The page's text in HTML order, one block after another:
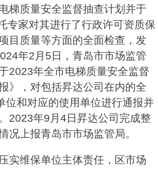
梯质量安全监督抽查计划并于
专家对其进行了行政许可资质保
目质量等方面的全面检查，发
年2月5日，青岛市市场监管
2023年全市电梯质量安全监督
》，对包括昇达公司在内的全
位和对应的使用单位进行通报并
2023年9月4日昇达公司完成整
况上报青岛市市场监管局。
实维保单位主体责任，区市场